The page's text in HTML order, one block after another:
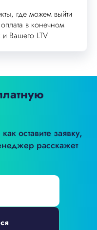
где можем выйти
в конечном
и Вашего LTV
оставите заявку,
расскажет